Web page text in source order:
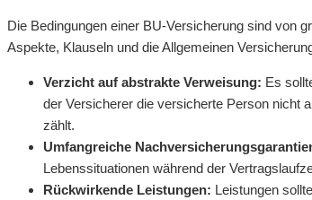
Die Bedingungen einer BU-Versicherung sind von
Aspekte, Klauseln und die Allgemeinen
Verzicht auf abstrakte Verweisung: Es
der Versicherer die versicherte Person nicht
zählt.
Umfangreiche
Lebenssituationen während der
Rückwirkende Leistungen: Leistungen